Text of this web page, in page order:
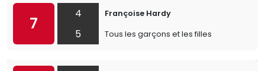
7
4
5
Françoise Hardy
Tous les garçons et les filles